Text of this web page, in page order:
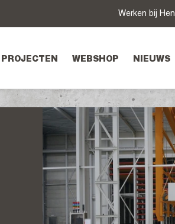
PROJECTEN WEBSHOP NIEUWS
Werken bij